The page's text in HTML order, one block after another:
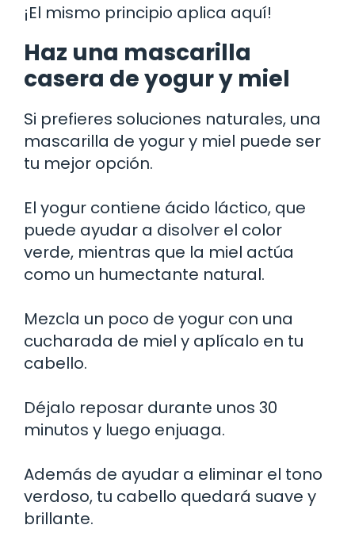
¡El mismo principio aplica aquí!
Haz una mascarilla
casera de yogur y miel
Si prefieres soluciones naturales, una
mascarilla de yogur y miel puede ser
tu mejor opción.
El yogur contiene ácido láctico, que
puede ayudar a disolver el color
verde, mientras que la miel actúa
como un humectante natural.
Mezcla un poco de yogur con una
cucharada de miel y aplícalo en tu
cabello.
Déjalo reposar durante unos 30
minutos y luego enjuaga.
Además de ayudar a eliminar el tono
verdoso, tu cabello quedará suave y
brillante.